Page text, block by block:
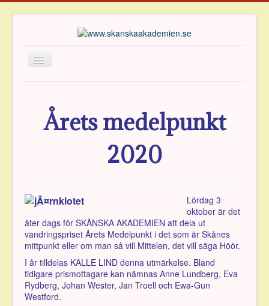
Om Akademien
Ledamöter
Arkiv
Vänföreningen
Kontakt
Årets medelpunkt
2020
Lördag 3
oktober är det
åter dags för SKÅNSKA AKADEMIEN att dela ut
vandringspriset Årets Medelpunkt i det som är Skånes
mittpunkt eller om man så vill Mittelen, det vill säga Höör.
I år tilldelas KALLE LIND denna utmärkelse. Bland
tidigare prismottagare kan nämnas Anne Lundberg, Eva
Rydberg, Johan Wester, Jan Troell och Ewa-Gun
Westford.